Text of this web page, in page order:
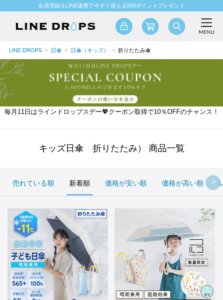
会員登録＆LINE連携で今すぐ使える500ポイントプレゼント
LINE DROPS 日傘 日傘（キッズ） 折りたたみ傘
毎月11日はラインドロップスデー💖クーポン取得で10％OFFのチャンス！
キッズ日傘 折りたたみ） 商品一覧
売れている順 新着順 価格が安い順 価格が高い順